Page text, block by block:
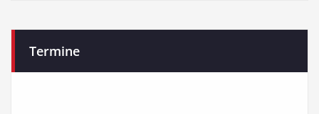
Termine